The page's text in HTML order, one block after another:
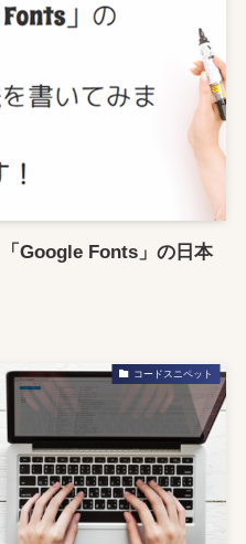
Google Fonts」の日本
コードスニペット